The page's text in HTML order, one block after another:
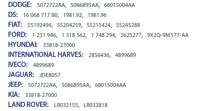
DODGE: 5072722AA, 5086895AA, 68015004AA
DS: 16 068 717 80, 1981.92, 1981.96
FIAT: 55192494, 55204259, 55215424, 55245288
FORD: 1 231 946, 1 318 562, 1 748 294, 2625277, 9X2Q-9M577-AA
HYUNDAI: 33818-27000
INTERNATIONAL HARVES: 2856436, 4899689
IVECO: 4899689
JAGUAR: JDE8057
JEEP: 5072722AA, 5086895AA, 68015004AA
KIA: 33818-27000
LAND ROVER: LR032155, LR032818